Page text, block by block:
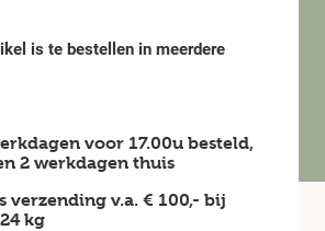
is te bestellen in meerdere
voor 17.00u besteld,
2 werkdagen thuis
verzending v.a. € 100,- bij
24 kg